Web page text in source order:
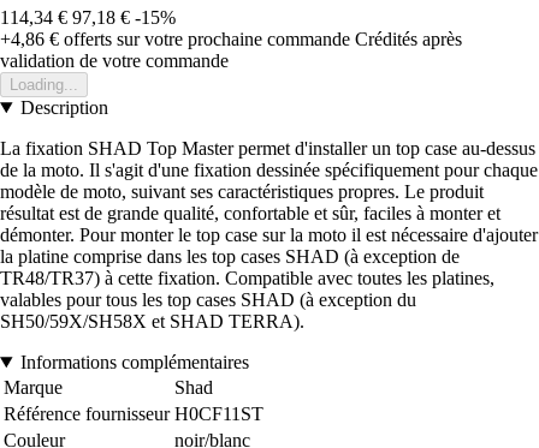
114,34 € 97,18 € -15%
+4,86 € offerts sur votre prochaine commande Crédités après
validation de votre commande
Loading...
Description
La fixation SHAD Top Master permet d'installer un top case au-dessus
de la moto. Il s'agit d'une fixation dessinée spécifiquement pour chaque
modèle de moto, suivant ses caractéristiques propres. Le produit
résultat est de grande qualité, confortable et sûr, faciles à monter et
démonter. Pour monter le top case sur la moto il est nécessaire d'ajouter
la platine comprise dans les top cases SHAD (à exception de
TR48/TR37) à cette fixation. Compatible avec toutes les platines,
valables pour tous les top cases SHAD (à exception du
SH50/59X/SH58X et SHAD TERRA).
Informations complémentaires
Marque
Shad
Référence fournisseur H0CF11ST
Couleur
noir/blanc